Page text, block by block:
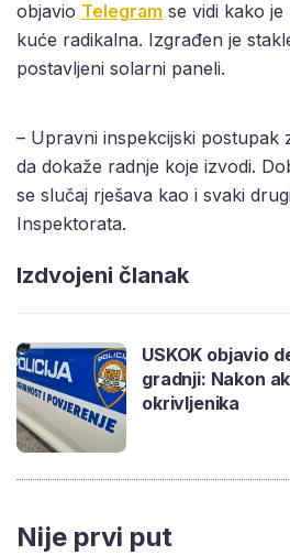
objavio Telegram se vidi kako
kuće radikalna. Izgrađen je
postavljeni solarni paneli.
– Upravni inspekcijski postupak
da dokaže radnje koje izvodi.
se slučaj rješava kao i svaki
Inspektorata.
Izdvojeni članak
USKOK objavio
gradnji: Nakon
okrivljenika
Nije prvi put